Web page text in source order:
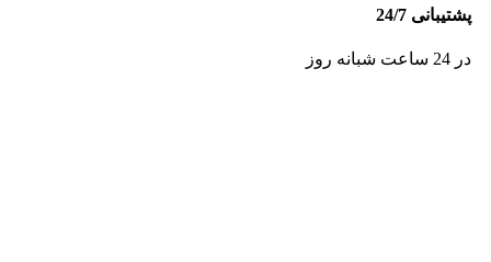
پشتیبانی 24/7
در 24 ساعت شبانه روز